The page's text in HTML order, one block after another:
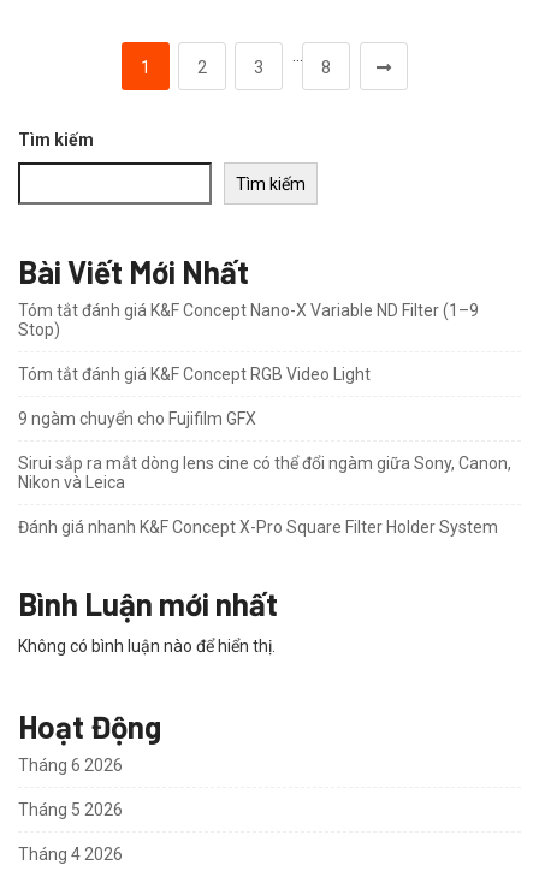
1 2 3
…
8
Tìm kiếm
Tìm kiếm
Bài Viết Mới Nhất
Tóm tắt đánh giá K&F Concept Nano-X Variable ND Filter (1–9
Stop)
Tóm tắt đánh giá K&F Concept RGB Video Light
9 ngàm chuyển cho Fujifilm GFX
Sirui sắp ra mắt dòng lens cine có thể đổi ngàm giữa Sony, Canon,
Nikon và Leica
Đánh giá nhanh K&F Concept X-Pro Square Filter Holder System
Bình Luận mới nhất
Không có bình luận nào để hiển thị.
Hoạt Động
Tháng 6 2026
Tháng 5 2026
Tháng 4 2026